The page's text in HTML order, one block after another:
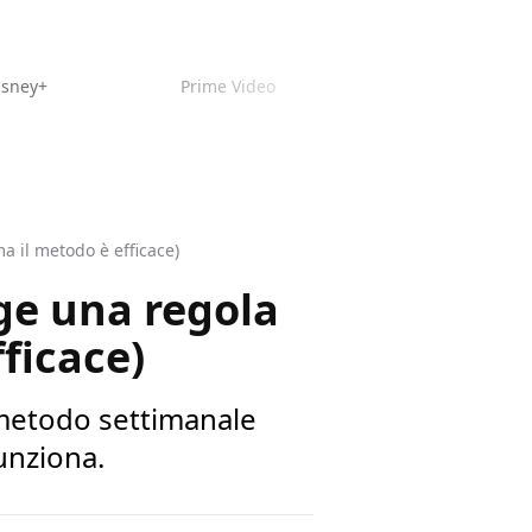
Prime Video
il metodo è efficace)
una regola
settimanale